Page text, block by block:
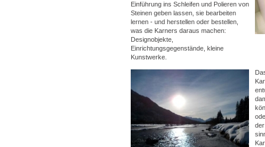
Einführung ins Schleifen und Polieren von
Steinen geben lassen, sie bearbeiten
lernen - und herstellen oder bestellen,
was die Karners daraus machen:
Designobjekte,
Einrichtungsgegenstände, kleine
Kunstwerke.